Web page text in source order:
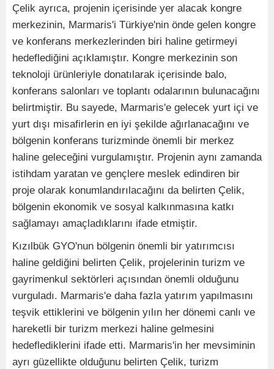
Çelik ayrıca, projenin içerisinde yer alacak kongre
merkezinin, Marmaris'i Türkiye'nin önde gelen kongre
ve konferans merkezlerinden biri haline getirmeyi
hedeflediğini açıklamıştır. Kongre merkezinin son
teknoloji ürünleriyle donatılarak içerisinde balo,
konferans salonları ve toplantı odalarının bulunacağını
belirtmiştir. Bu sayede, Marmaris'e gelecek yurt içi ve
yurt dışı misafirlerin en iyi şekilde ağırlanacağını ve
bölgenin konferans turizminde önemli bir merkez
haline geleceğini vurgulamıştır. Projenin aynı zamanda
istihdam yaratan ve gençlere meslek edindiren bir
proje olarak konumlandırılacağını da belirten Çelik,
bölgenin ekonomik ve sosyal kalkınmasına katkı
sağlamayı amaçladıklarını ifade etmiştir.
Kızılbük GYO'nun bölgenin önemli bir yatırımcısı
haline geldiğini belirten Çelik, projelerinin turizm ve
gayrimenkul sektörleri açısından önemli olduğunu
vurguladı. Marmaris'e daha fazla yatırım yapılmasını
teşvik ettiklerini ve bölgenin yılın her dönemi canlı ve
hareketli bir turizm merkezi haline gelmesini
hedeflediklerini ifade etti. Marmaris'in her mevsiminin
ayrı güzellikte olduğunu belirten Çelik, turizm